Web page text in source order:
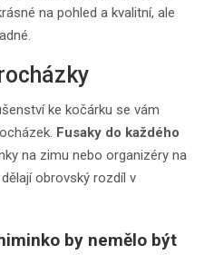
na pohled a kvalitní, ale
ke kočárku se vám
Fusaky do každého
na zimu nebo organizéry na
obrovský rozdíl v
by nemělo být